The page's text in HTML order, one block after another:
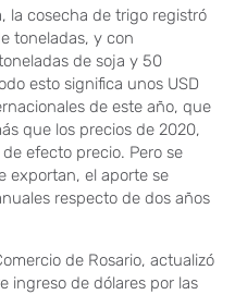
la cosecha de trigo registró
toneladas, y con
de soja y 50
esto significa unos USD
de este año, que
que los precios de 2020,
efecto precio. Pero se
exportan, el aporte se
respecto de dos años
de Rosario, actualizó
ingreso de dólares por las